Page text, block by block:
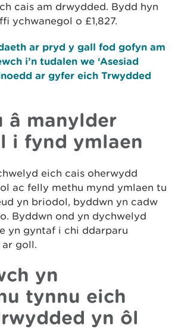
cais am drwydded. Bydd hyn
ychwanegol o £1,827.
ar pryd y gall fod gofyn am
i’n tudalen we ‘Asesiad
ar gyfer eich Trwydded
â manylder
i fynd ymlaen
eich cais oherwydd
ac felly methu mynd ymlaen tu
yn briodol, byddwn yn cadw
Byddwn ond yn dychwelyd
yn gyntaf i chi ddarparu
goll.
yn
tynnu eich
yn ôl